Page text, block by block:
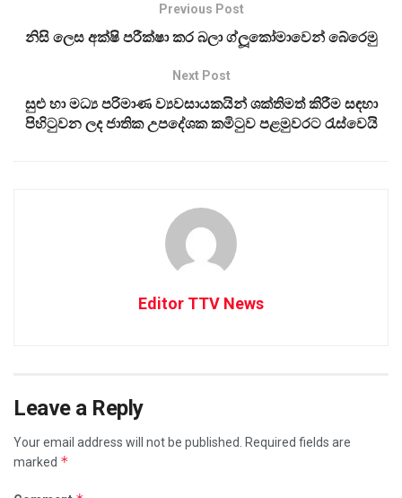
Previous Post
නිසි ලෙස අක්ෂි පරීක්ෂා කර බලා ග්ලූකෝමාවෙන් බේරෙමු
Next Post
සුළු හා මධ්‍ය පරිමාණ ව්‍යවසායකයින් ශක්තිමත් කිරීම සඳහා
පිහි‌ටුවන ලද ජාතික උපදේශක කමිටුව පළමුවරට රැස්වෙයි
Editor TTV News
Leave a Reply
Your email address will not be published.
Required fields are
marked *